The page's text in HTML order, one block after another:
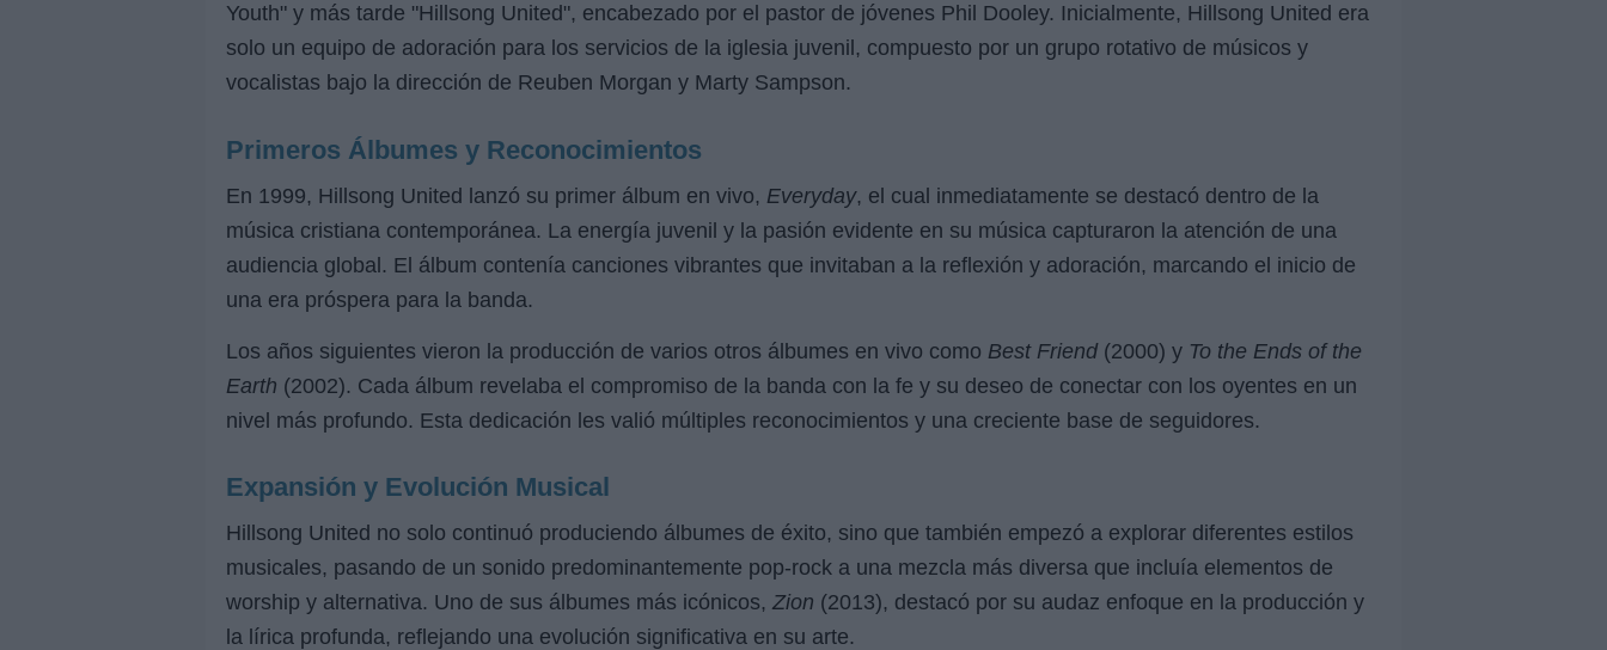
Youth" y más tarde "Hillsong United", encabezado por el pastor de jóvenes Phil Dooley. Inicialmente, Hillsong United era
solo un equipo de adoración para los servicios de la iglesia juvenil, compuesto por un grupo rotativo de músicos y
vocalistas bajo la dirección de Reuben Morgan y Marty Sampson.
Primeros Álbumes y Reconocimientos
En 1999, Hillsong United lanzó su primer álbum en vivo, Everyday, el cual inmediatamente se destacó dentro de la
música cristiana contemporánea. La energía juvenil y la pasión evidente en su música capturaron la atención de una
audiencia global. El álbum contenía canciones vibrantes que invitaban a la reflexión y adoración, marcando el inicio de
una era próspera para la banda.
Los años siguientes vieron la producción de varios otros álbumes en vivo como Best Friend(2000) y To the Ends of the
Earth (2002). Cada álbum revelaba el compromiso de la banda con la fe y su deseo de conectar con los oyentes en un
nivel más profundo. Esta dedicación les valió múltiples reconocimientos y una creciente base de seguidores.
Expansión y Evolución Musical
Hillsong United no solo continuó produciendo álbumes de éxito, sino que también empezó a explorar diferentes estilos
musicales, pasando de un sonido predominantemente pop-rock a una mezcla más diversa que incluía elementos de
worship y alternativa. Uno de sus álbumes más icónicos, Zion (2013), destacó por su audaz enfoque en la producción y
la lírica profunda, reflejando una evolución significativa en su arte.